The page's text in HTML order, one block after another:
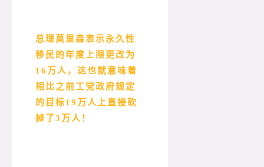
总理莫里森表示永久性
移民的年度上限更改为
16万人，这也就意味着
相比之前工党政府规定
的目标19万人上直接砍
掉了3万人！